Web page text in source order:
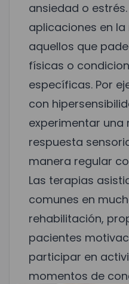
ansiedad o
aplicaciones en
aquellos que
físicas o
específicas. Por
con
experimentar una
respuesta
manera regular
Las terapias
comunes en
rehabilitación,
pacientes
participar en
momentos de